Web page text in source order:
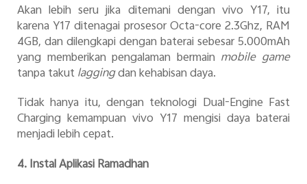
Akan lebih seru jika ditemani dengan vivo Y17, itu
karena Y17 ditenagai prosesor Octa-core 2.3Ghz, RAM
4GB, dan dilengkapi dengan baterai sebesar 5.000mAh
yang memberikan pengalaman bermain mobile game
tanpa takutlaggingdan kehabisan daya.
Tidak hanya itu, dengan teknologi Dual-Engine Fast
Charging kemampuan vivo Y17 mengisi daya baterai
menjadi lebih cepat.
4. Instal Aplikasi Ramadhan